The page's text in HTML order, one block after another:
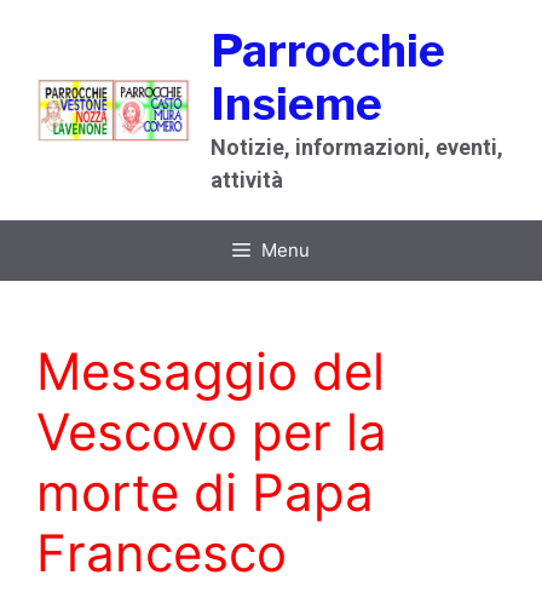
contenuto
Parrocchie
Insieme
Notizie, informazioni, eventi,
attività
Menu
Messaggio del
Vescovo per la
morte di Papa
Francesco